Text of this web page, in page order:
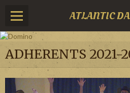
ATLANTIC
ADHERENTS 2021-